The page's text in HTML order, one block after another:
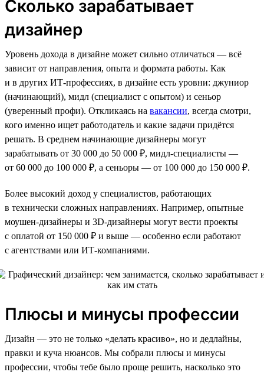
Сколько зарабатывает
дизайнер
Уровень дохода в дизайне может сильно отличаться — всё
зависит от направления, опыта и формата работы. Как
и в других ИТ-профессиях, в дизайне есть уровни: джуниор
(начинающий), мидл (специалист с опытом) и сеньор
(уверенный профи). Откликаясь на вакансии, всегда смотри,
кого именно ищет работодатель и какие задачи придётся
решать. В среднем начинающие дизайнеры могут
зарабатывать от 30 000 до 50 000 ₽, мидл-специалисты —
от 60 000 до 100 000 ₽, а сеньоры — от 100 000 до 150 000 ₽.
Более высокий доход у специалистов, работающих
в технически сложных направлениях. Например, опытные
моушен-дизайнеры и 3D-дизайнеры могут вести проекты
с оплатой от 150 000 ₽ и выше — особенно если работают
с агентствами или ИТ-компаниями.
Плюсы и минусы профессии
Дизайн — это не только «делать красиво», но и дедлайны,
правки и куча нюансов. Мы собрали плюсы и минусы
профессии, чтобы тебе было проще решить, насколько это